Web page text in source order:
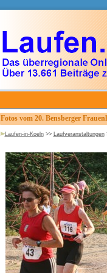
Fotos vom 20. Bensberger
Laufen-in-Koeln>> Laufveranstaltungen